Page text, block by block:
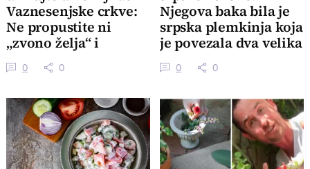
Vaznesenjske crkve:
Ne propustite ni
„zvono želja“ i
naravno krempitu
0 0
Njegova baka bila je
srpska plemkinja koja
je povezala dva velika
sveta
0 0